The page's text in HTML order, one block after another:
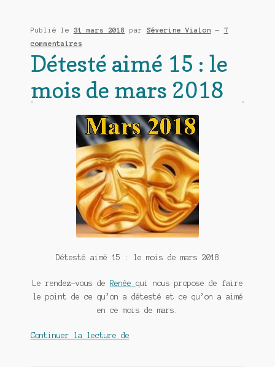
Publié le 31 mars 2018 par Séverine Vialon — 7
commentaires
Détesté aimé 15 : le
mois de mars 2018
Détesté aimé 15 : le mois de mars 2018
Le rendez-vous de Renée qui nous propose de faire
le point de ce qu’on a détesté et ce qu’on a aimé
en ce mois de mars.
Continuer la lecture deDétesté